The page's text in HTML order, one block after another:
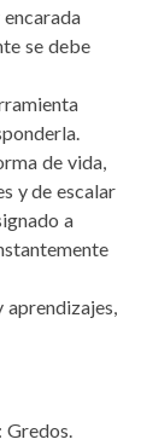
se debe
de vida,
y de escalar
a